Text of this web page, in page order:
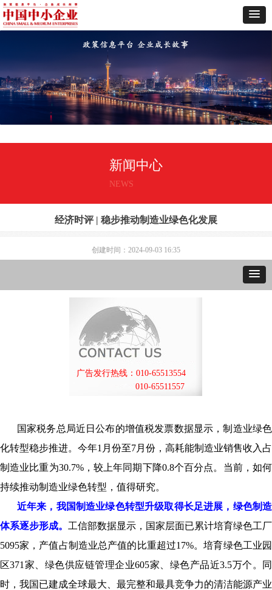
新闻中心
NEWS
广告发行热线：010-65513554
010-65511557
经济时评 | 稳步推动制造业绿色化发展
创建时间： 2024-09-03 16:35
国家税务总局近日公布的增值税发票数据显示，制造业绿色
化转型稳步推进。今年1月份至7月份，高耗能制造业销售收入占
制造业比重为30.7%，较上年同期下降0.8个百分点。当前，如何
持续推动制造业绿色转型，值得研究。
近年来，我国制造业绿色转型升级取得长足进展，绿色制造
体系逐步形成。 工信部数据显示，国家层面已累计培育绿色工厂
5095家，产值占制造业总产值的比重超过17%。培育绿色工业园
区371家、绿色供应链管理企业605家、绿色产品近3.5万个。同
时，我国已建成全球最大、最完整和最具竞争力的清洁能源产业